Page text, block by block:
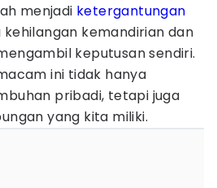
menjadi ketergantungan
kemandirian dan
keputusan sendiri.
ini tidak hanya
pribadi, tetapi juga
yang kita miliki.